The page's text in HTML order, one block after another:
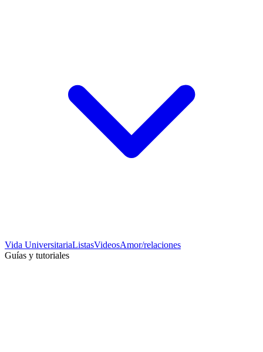
Vida UniversitariaListasVideosAmor/relaciones
Guías y tutoriales